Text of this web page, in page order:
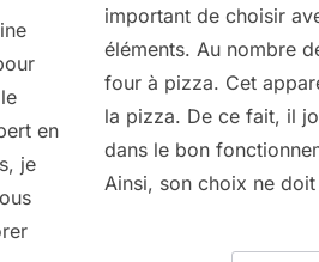
en
je
important de choisir
éléments. Au nombre
four à pizza. Cet
la pizza. De ce fait, il
dans le bon
Ainsi, son choix ne